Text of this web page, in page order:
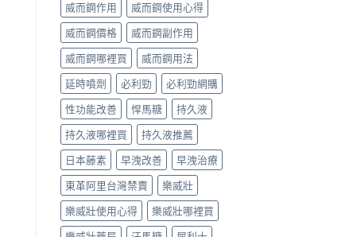
威而鋼作用
威而鋼使用心得
威而鋼價格
威而鋼副作用
威而鋼哪裡買
威而鋼用法
延時噴劑
必利勁
必利勁網購
性功能改善
悍馬糖
持久液
持久液哪裡買
持久液推薦
日本藤素
早洩改善
早洩治療
東革阿里台灣禁賣
樂威壯
樂威壯使用心得
樂威壯哪裡買